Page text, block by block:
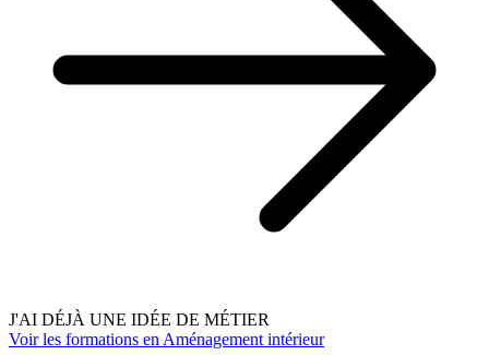
J'AI DÉJÀ UNE IDÉE DE MÉTIER
Voir les formations en Aménagement intérieur